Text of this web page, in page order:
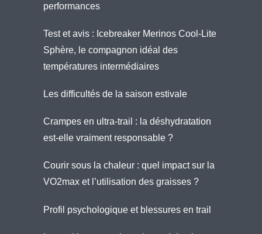
performances
Test et avis : Icebreaker Merinos Cool-Lite
Sphère, le compagnon idéal des
températures intermédiaires
Les difficultés de la saison estivale
Crampes en ultra-trail : la déshydratation
est-elle vraiment responsable ?
Courir sous la chaleur : quel impact sur la
VO2max et l’utilisation des graisses ?
Profil psychologique et blessures en trail